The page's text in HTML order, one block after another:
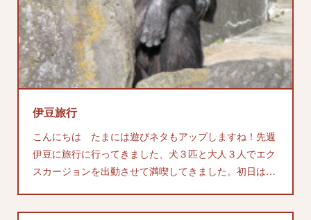
伊豆旅行
こんにちは たまには遊びネタもアップしますね！先週
伊豆に旅行に行ってきました、犬３匹と大人３人でエク
スカージョンを出動させて満喫してきました。初日は…